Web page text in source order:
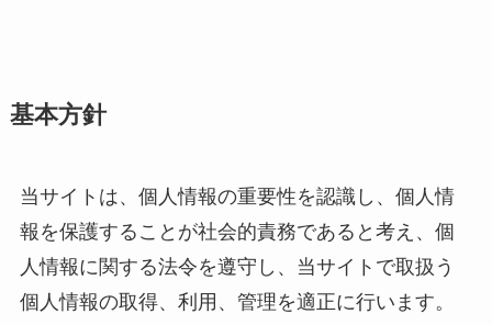
基本方針
当サイトは、個人情報の重要性を認識し、個人情
報を保護することが社会的責務であると考え、個
人情報に関する法令を遵守し、当サイトで取扱う
個人情報の取得、利用、管理を適正に行います。